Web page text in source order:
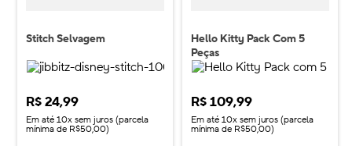
Stitch Selvagem
R$24,99
Em até 10x sem juros (parcela
mínima de R$50,00)
Hello Kitty Pack Com 5
Peças
R$109,99
Em até 10x sem juros (parcela
mínima de R$50,00)